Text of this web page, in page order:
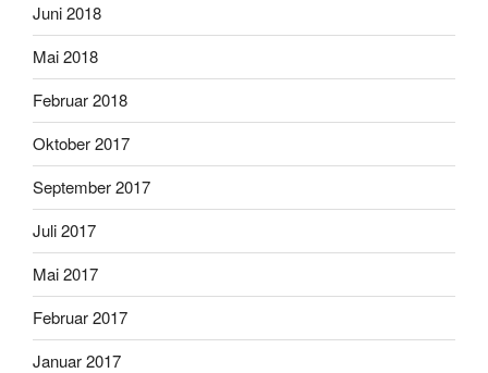
Juni 2018
Mai 2018
Februar 2018
Oktober 2017
September 2017
Juli 2017
Mai 2017
Februar 2017
Januar 2017